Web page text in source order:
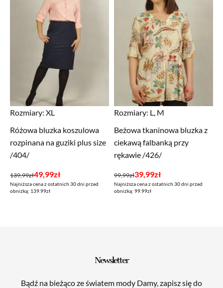
Rozmiary: XL
Różowa bluzka koszulowa
rozpinana na guziki plus size
/404/
139,99zł
Pierwotna
cena
49,99zł
Aktualna
cena
Najniższa cena z ostatnich 30 dni przed
obniżką: 139.99zł
Rozmiary: L, M
Beżowa tkaninowa bluzka z
ciekawą falbanką przy
rękawie /426/
99,99zł
Pierwotna
cena
39,99zł
Aktualna
cena
Najniższa cena z ostatnich 30 dni przed
obniżką: 99.99zł
Newsletter
Bądź na bieżąco ze światem mody Damy, zapisz się do